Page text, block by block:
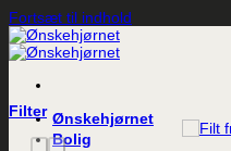
Fortsæt til indhold
Ønskehjørnet
Bolig
Filter